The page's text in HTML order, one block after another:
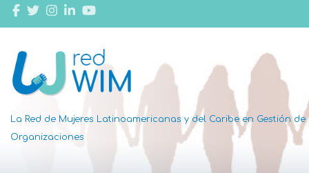
La Red de Mujeres Latinoamericanas y del Caribe en Gestión de
Organizaciones